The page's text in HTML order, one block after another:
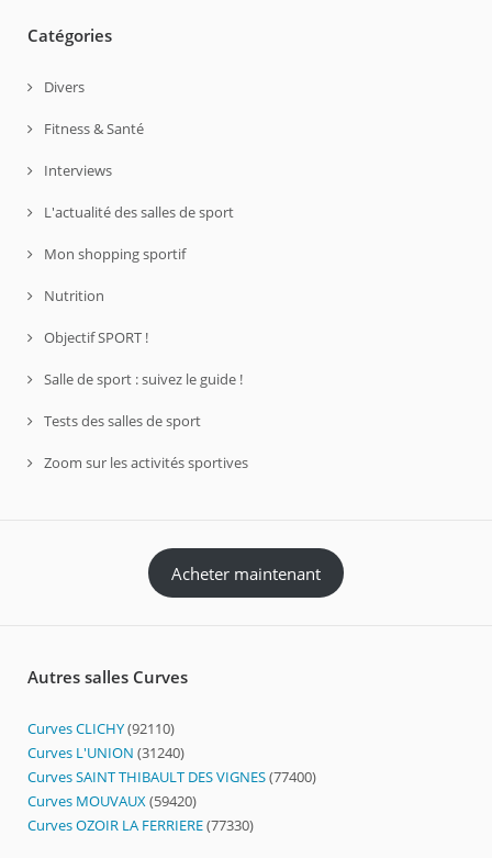
Catégories
Divers
Fitness & Santé
Interviews
L'actualité des salles de sport
Mon shopping sportif
Nutrition
Objectif SPORT !
Salle de sport : suivez le guide !
Tests des salles de sport
Zoom sur les activités sportives
Acheter maintenant
Autres salles Curves
Curves CLICHY(92110)
Curves L'UNION (31240)
Curves SAINT THIBAULT DES VIGNES(77400)
Curves MOUVAUX(59420)
Curves OZOIR LA FERRIERE(77330)